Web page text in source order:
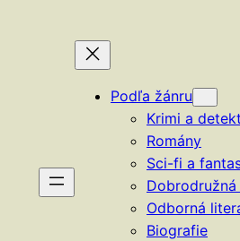
Podľa žánru
Krimi a
Romány
Sci-fi a
Odborná
Biografie